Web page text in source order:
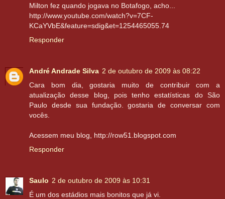
Milton fez quando jogava no Botafogo, acho...
http://www.youtube.com/watch?v=7CF-
KCaYVbE&feature=sdig&et=1254465055.74
Responder
André Andrade Silva 2 de outubro de 2009 às 08:22
Cara bom dia, gostaria muito de contribuir com a
atualização desse blog, pois tenho estatísticas do São
Paulo desde sua fundação. gostaria de conversar com
vocês.
Acessem meu blog, http://row51.blogspot.com
Responder
Saulo 2 de outubro de 2009 às 10:31
É um dos estádios mais bonitos que já vi.